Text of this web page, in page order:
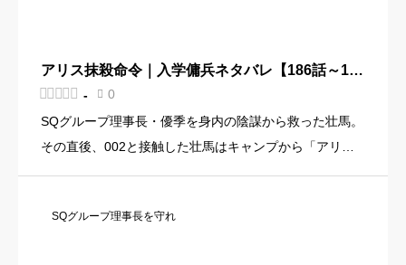
アリス抹殺命令｜入学傭兵ネタバレ【186話～193
話】
   -  0
SQグループ理事長・優季を身内の陰謀から救った壮馬。
その直後、002と接触した壮馬はキャンプから「アリス
依頼について […]
SQグループ理事長を守れ